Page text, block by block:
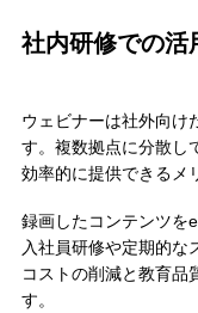
社内研修での活
ウェビナーは社外向け
す。複数拠点に分散し
効率的に提供できるメ
録画したコンテンツを
入社員研修や定期的な
コストの削減と教育品
す。